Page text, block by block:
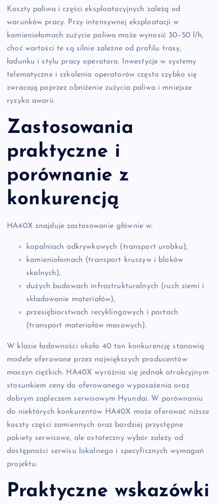
Koszty paliwa i części eksploatacyjnych zależą od
warunków pracy. Przy intensywnej eksploatacji w
kamieniołomach zużycie paliwa może wynosić 30–50 l/h,
choć wartości te są silnie zależne od profilu trasy,
ładunku i stylu pracy operatora. Inwestycje w systemy
telematyczne i szkolenia operatorów często szybko się
zwracają poprzez obniżenie zużycia paliwa i mniejsze
ryzyko awarii.
Zastosowania
praktyczne i
porównanie z
konkurencją
HA40X znajduje zastosowanie głównie w:
kopalniach odkrywkowych (transport urobku),
kamieniołomach (transport kruszyw i bloków
skalnych),
dużych budowach infrastrukturalnych (ruch ziemi i
składowanie materiałów),
przesiębiorstwach recyklingowych i portach
(transport materiałów masowych).
W klasie ładowności około 40 ton konkurencję stanowią
modele oferowane przez największych producentów
maszyn ciężkich. HA40X wyróżnia się jednak atrakcyjnym
stosunkiem ceny do oferowanego wyposażenia oraz
dobrym zapleczem serwisowym Hyundai. W porównaniu
do niektórych konkurentów HA40X może oferować niższe
koszty części zamiennych oraz bardziej przystępne
pakiety serwisowe, ale ostateczny wybór zależy od
dostępności serwisu lokalnego i specyficznych wymagań
projektu.
Praktyczne wskazówki